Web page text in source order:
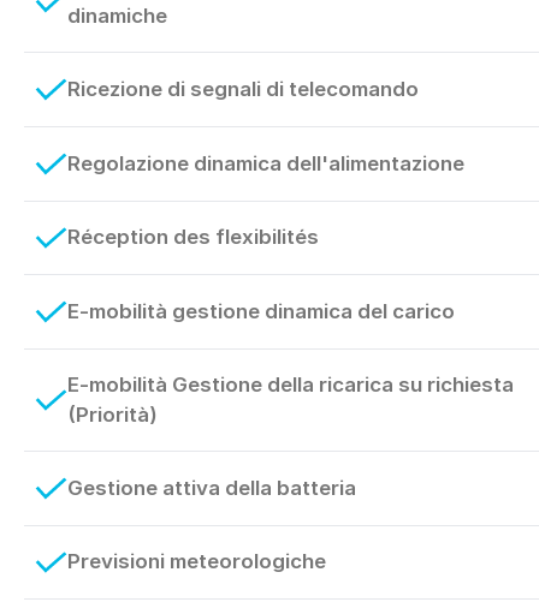
dinamiche
Ricezione di segnali di telecomando
Regolazione dinamica dell'alimentazione
Réception des flexibilités
E-mobilità gestione dinamica del carico
E-mobilità Gestione della ricarica su richiesta
(Priorità)
Gestione attiva della batteria
Previsioni meteorologiche